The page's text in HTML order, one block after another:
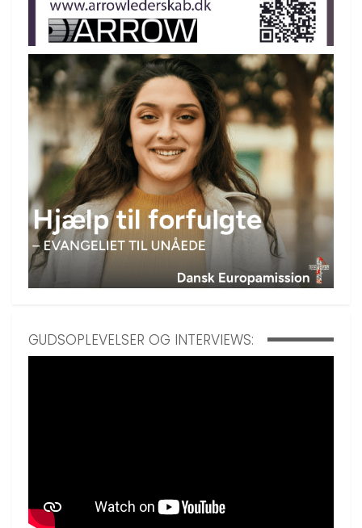
GUDSOPLEVELSER OG INTERVIEWS: